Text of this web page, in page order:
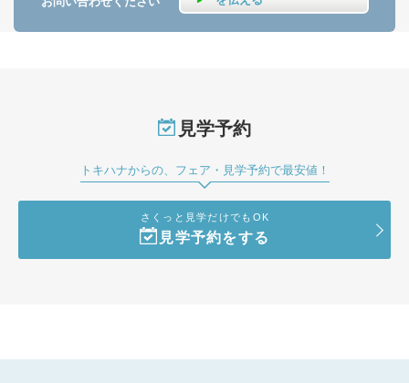
見学予約
トキハナからの、フェア・見学予約で最安値！
さくっと見学だけでもOK
見学予約をする